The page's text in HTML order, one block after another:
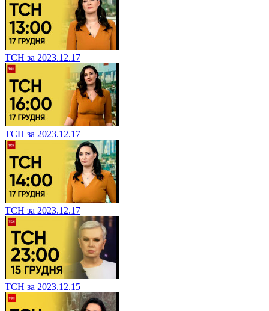
ТСН за 2023.12.17
ТСН за 2023.12.17
ТСН за 2023.12.17
ТСН за 2023.12.15